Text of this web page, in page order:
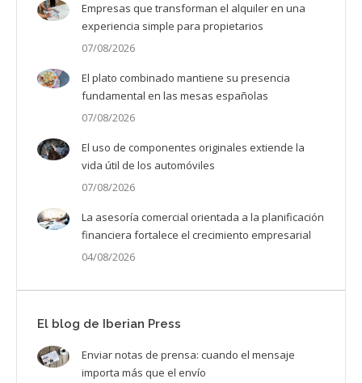
Empresas que transforman el alquiler en una
experiencia simple para propietarios
07/08/2026
El plato combinado mantiene su presencia
fundamental en las mesas españolas
07/08/2026
El uso de componentes originales extiende la
vida útil de los automóviles
07/08/2026
La asesoría comercial orientada a la planificación
financiera fortalece el crecimiento empresarial
04/08/2026
El blog de Iberian Press
Enviar notas de prensa: cuando el mensaje
importa más que el envío